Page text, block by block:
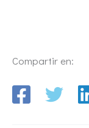
Compartir en: